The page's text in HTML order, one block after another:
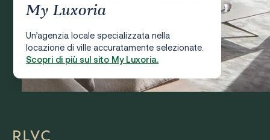
My Luxoria
Un’agenzia locale specializzata nella
locazione di ville accuratamente selezionate.
Scopri di più sul sito My Luxoria.